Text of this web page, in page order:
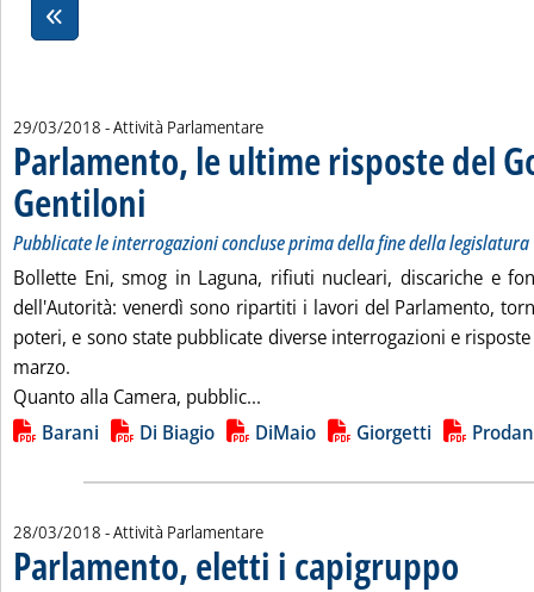
29/03/2018 - Attività Parlamentare
Parlamento, le ultime risposte del
Gentiloni . Sottotitolo: Pubblicate le interrogazioni concluse prima della fine
. Pubblicata giovedì 29 marzo 2018 alle 10.20.
Pubblicate le interrogazioni concluse prima della fine della legislatura
Bollette Eni, smog in Laguna, rifiuti nucleari, discariche e
dell'Autorità: venerdì sono ripartiti i lavori del Parlamento,
poteri, e sono state pubblicate diverse interrogazioni e
marzo.
Quanto alla Camera, pubblic...
Lista allegati PDF alla notizia
Barani Di Biagio DiMaio Giorgetti
28/03/2018 - Attività Parlamentare
Parlamento, eletti i capigruppo